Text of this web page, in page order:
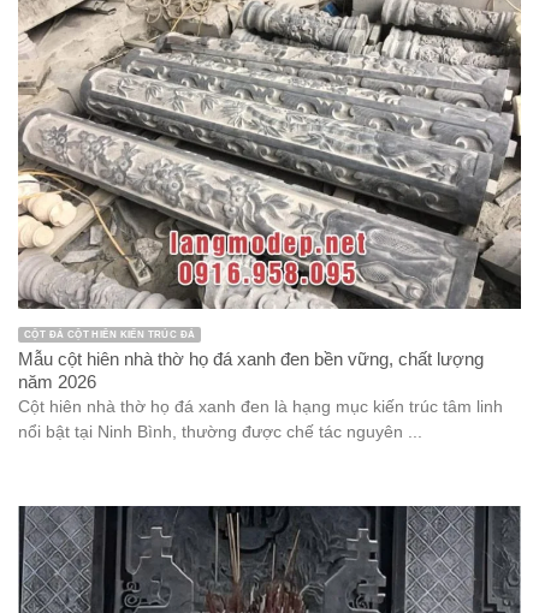
CỘT ĐÁ CỘT HIÊN KIẾN TRÚC ĐÁ
Mẫu cột hiên nhà thờ họ đá xanh đen bền vững, chất lượng
năm 2026
Cột hiên nhà thờ họ đá xanh đen là hạng mục kiến trúc tâm linh
nổi bật tại Ninh Bình, thường được chế tác nguyên ...